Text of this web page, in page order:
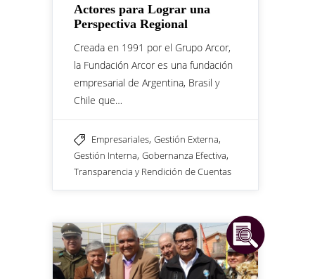
Actores para Lograr una
Perspectiva Regional
Creada en 1991 por el Grupo Arcor,
la Fundación Arcor es una fundación
empresarial de Argentina, Brasil y
Chile que…
Empresariales, Gestión Externa,
Gestión Interna, Gobernanza Efectiva,
Transparencia y Rendición de Cuentas